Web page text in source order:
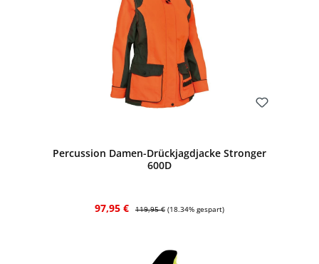
Percussion Damen-Drückjagdjacke Stronger
600D
Verkaufspreis:
97,95 € Regulärer Preis:
119,95 € (18.34% gespart)